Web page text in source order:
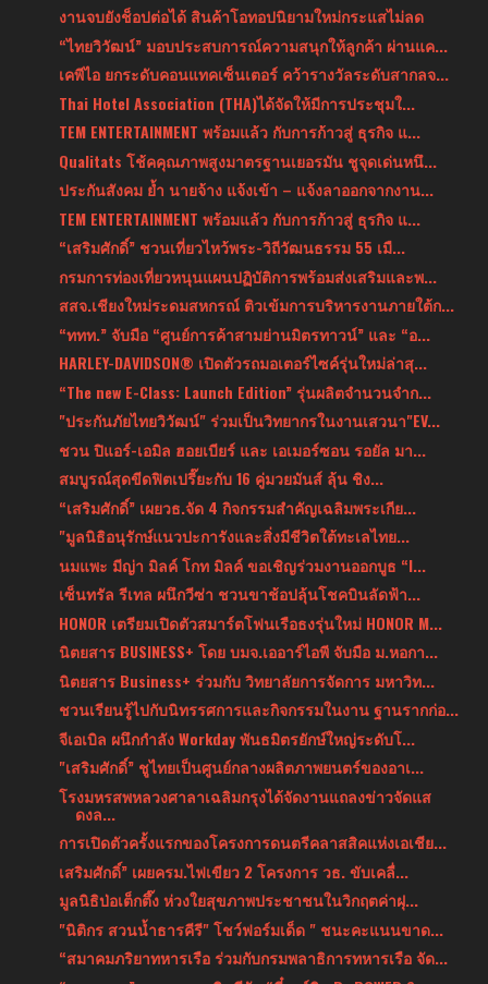
งานจบยังช็อปต่อได้ สินค้าโอทอปนิยามใหม่กระแสไม่ลด
“ไทยวิวัฒน์” มอบประสบการณ์ความสนุกให้ลูกค้า ผ่านแค...
เคพีไอ ยกระดับคอนแทคเซ็นเตอร์ คว้ารางวัลระดับสากลจ...
Thai Hotel Association (THA)ได้จัดให้มีการประชุมใ...
TEM ENTERTAINMENT พร้อมแล้ว กับการก้าวสู่ ธุรกิจ แ...
Qualitats โช้คคุณภาพสูงมาตรฐานเยอรมัน ชูจุดเด่นหนึ...
ประกันสังคม ย้ำ นายจ้าง แจ้งเข้า – แจ้งลาออกจากงาน...
TEM ENTERTAINMENT พร้อมแล้ว กับการก้าวสู่ ธุรกิจ แ...
“เสริมศักดิ์” ชวนเที่ยวไหว้พระ-วิถีวัฒนธรรม 55 เมื...
กรมการท่องเที่ยวหนุนแผนปฏิบัติการพร้อมส่งเสริมและพ...
สสจ.เชียงใหม่ระดมสหกรณ์ ติวเข้มการบริหารงานภายใต้ก...
“ททท.” จับมือ “ศูนย์การค้าสามย่านมิตรทาวน์” และ “อ...
HARLEY-DAVIDSON® เปิดตัวรถมอเตอร์ไซค์รุ่นใหม่ล่าสุ...
“The new E-Class: Launch Edition” รุ่นผลิตจำนวนจำก...
"ประกันภัยไทยวิวัฒน์" ร่วมเป็นวิทยากรในงานเสวนา"EV...
ชวน ปิแอร์-เอมิล ฮอยเบียร์ และ เอเมอร์ซอน รอยัล มา...
สมบูรณ์สุดขีดฟิตเปรี๊ยะกับ 16 คู่มวยมันส์ ลุ้น ชิง...
“เสริมศักดิ์” เผยวธ.จัด 4 กิจกรรมสำคัญเฉลิมพระเกีย...
"มูลนิธิอนุรักษ์แนวปะการังและสิ่งมีชีวิตใต้ทะเลไทย...
นมแพะ มีญ่า มิลค์ โกท มิลค์ ขอเชิญร่วมงานออกบูธ “I...
เซ็นทรัล รีเทล ผนึกวีซ่า ชวนขาช้อปลุ้นโชคบินลัดฟ้า...
HONOR เตรียมเปิดตัวสมาร์ตโฟนเรือธงรุ่นใหม่ HONOR M...
นิตยสาร BUSINESS+ โดย บมจ.เออาร์ไอพี จับมือ ม.หอกา...
นิตยสาร Business+ ร่วมกับ วิทยาลัยการจัดการ มหาวิท...
ชวนเรียนรู้ไปกับนิทรรศการและกิจกรรมในงาน ฐานรากก่อ...
จีเอเบิล ผนึกกำลัง Workday พันธมิตรยักษ์ใหญ่ระดับโ...
"เสริมศักดิ์” ชูไทยเป็นศูนย์กลางผลิตภาพยนตร์ของอาเ...
โรงมหรสพหลวงศาลาเฉลิมกรุงได้จัดงานแถลงข่าวจัดแส
ดงล...
การเปิดตัวครั้งแรกของโครงการดนตรีคลาสสิคแห่งเอเชีย...
เสริมศักดิ์” เผยครม.ไฟเขียว 2 โครงการ วธ. ขับเคลื่...
มูลนิธิป่อเต็กตึ๊ง ห่วงใยสุขภาพประชาชนในวิกฤตค่าฝุ...
"นิติกร สวนน้ำธารคีรี" โชว์ฟอร์มเด็ด " ชนะคะแนนขาด...
“สมาคมภริยาทหารเรือ ร่วมกับกรมพลาธิการทหารเรือ จัด...